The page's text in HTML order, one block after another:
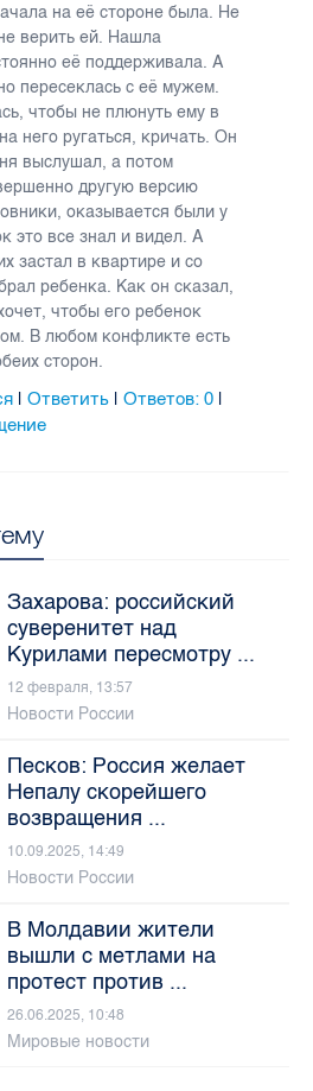
на её стороне была. Не
верить ей. Нашла
её поддерживала. А
пересеклась с её мужем.
чтобы не плюнуть ему в
него ругаться, кричать. Он
выслушал, а потом
другую версию
оказывается были у
это все знал и видел. А
застал в квартире и со
ребенка. Как он сказал,
чтобы его ребенок
В любом конфликте есть
сторон.
|Ответить |Ответов:0
Захарова: российский
суверенитет над
Курилами пересмотру ...
12 февраля, 13:57
Новости России
Песков: Россия желает
Непалу скорейшего
возвращения ...
10.09.2025, 14:49
Новости России
В Молдавии жители
вышли с метлами на
протест против ...
26.06.2025, 10:48
Мировые новости